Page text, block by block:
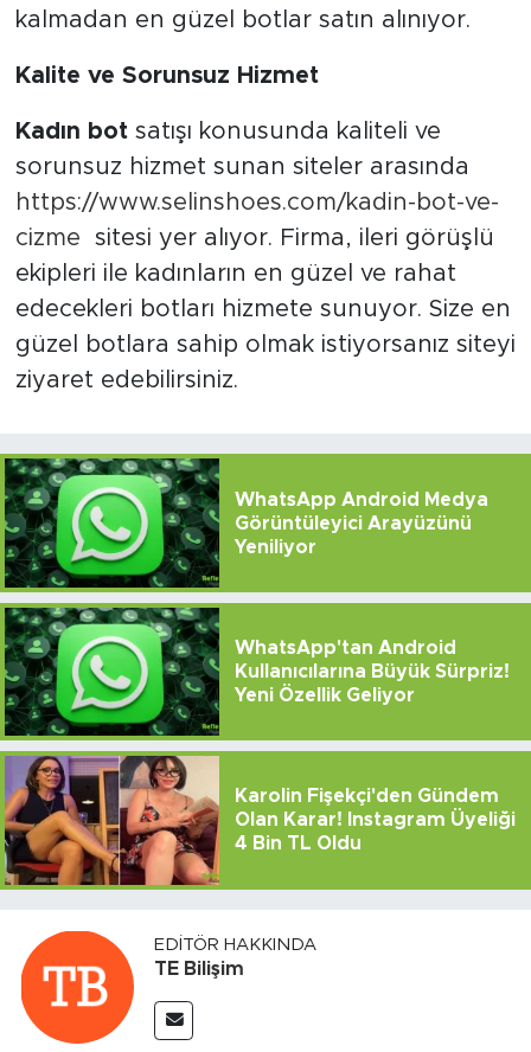
kalmadan en güzel botlar satın alınıyor.
Kalite ve Sorunsuz Hizmet
Kadın botsatışı konusunda kaliteli ve
sorunsuz hizmet sunan siteler arasında
https://www.selinshoes.com/kadin-bot-ve-
cizme sitesi yer alıyor. Firma, ileri görüşlü
ekipleri ile kadınların en güzel ve rahat
edecekleri botları hizmete sunuyor. Size en
güzel botlara sahip olmak istiyorsanız siteyi
ziyaret edebilirsiniz.
WhatsApp Android Medya
Görüntüleyici Arayüzünü
Yeniliyor
WhatsApp'tan Android
Kullanıcılarına Büyük Sürpriz!
Yeni Özellik Geliyor
Karolin Fişekçi'den Gündem
Olan Karar! Instagram Üyeliği
4 Bin TL Oldu
EDITÖR HAKKINDA
TE Bilişim